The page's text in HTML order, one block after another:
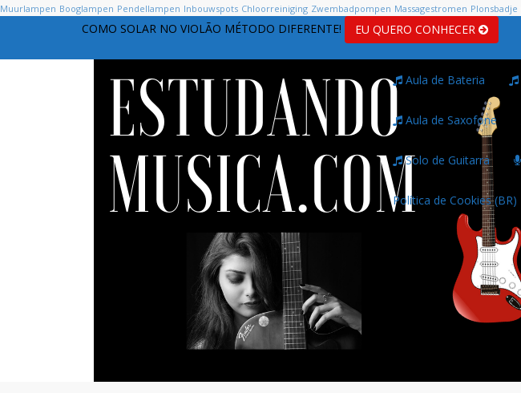
Muurlampen Booglampen Pendellampen Inbouwspots Chloorreiniging Zwembadpompen Massagestromen Plonsbadje
COMO SOLAR NO VIOLÃO MÉTODO DIFERENTE! EU QUERO CONHECER
Aula de Bateria
Aula de Saxofone
Solo de Guitarra
Política de Cookies (BR)